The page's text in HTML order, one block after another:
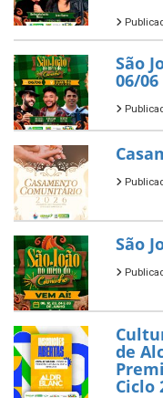
São
06/
São
de
Ciclo